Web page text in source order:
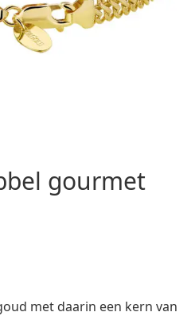
gourmet
met daarin een kern van